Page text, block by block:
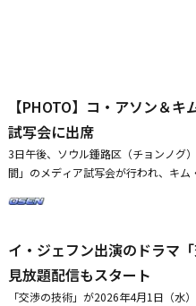
【PHOTO】コ・アソン＆
試写会に出席
3日午後、ソウル鍾路区（チョンノグ
間」のメディア試写会が行われ、キム
ジェ監督が出席した。短編オムニバ
ト映画だ。・【PHOTO】キム・デミ
拶に出席・【PHOTO】イ・スギョン
イ・ジェフン出演のドラマ
見放題配信もスタート
「交渉の技術」が2026年4月1日（水